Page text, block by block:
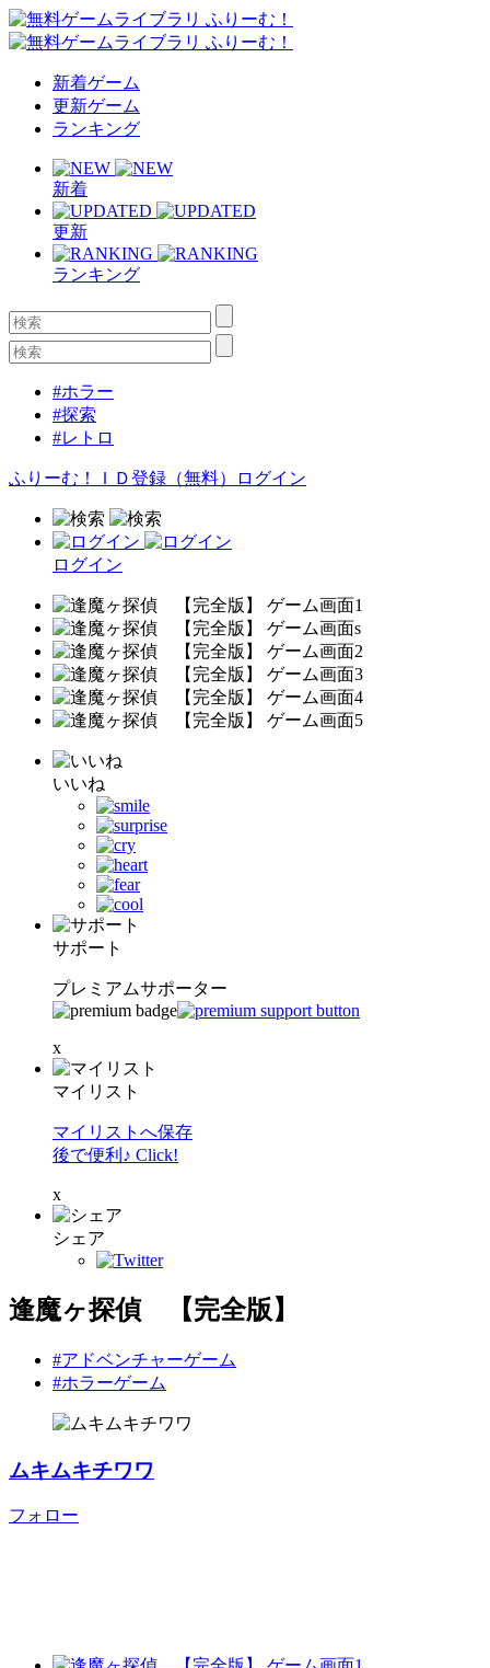
新着ゲーム
更新ゲーム
ランキング
新着
更新
ランキング
#ホラー
#探索
#レトロ
ふりーむ！ＩＤ登録（無料） ログイン
ログイン
いいね
サポート
プレミアムサポーター
x
マイリスト
マイリストへ保存
後で便利♪ Click!
x
シェア
逢魔ヶ探偵 【完全版】
#アドベンチャーゲーム
#ホラーゲーム
ムキムキチワワ
フォロー